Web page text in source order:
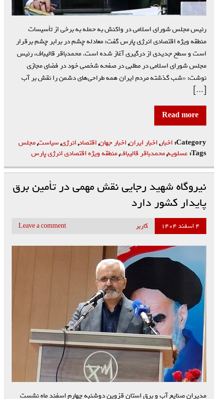
رئیس مجلس شورای اسلامی در واکنش به حمله به برخی از تأسیسات
منطقه ویژه اقتصادی انرژی پارس گفت: معادله چشم در برابر چشم برقرار
است و سطح جدیدی از درگیری آغاز شده است. محمدباقر قالیباف، رئیس
مجلس شورای اسلامی در مطلبی در صفحه شخصی خود در فضای مجازی
نوشت: «شب گذشته مردم ایران همه طراحی‌های دشمن را نقش بر آب
[…]
Read more
Category: اخبار,اخبار ایران,اخبار جهان,اقتصاد,انرژی,سیاست,مجلس
Tags: عسلویه,محمدباقر قالیباف,منطقه ویژه اقتصادی انرژی پارس
نیروگاه شهید رجایی نقش مهمی در تأمین برق
پایدار کشور دارد
۴ اسفند ۱۴۰۴ کاربر Leave a comment
مدیران صنایع آب و برق استان قزوین دوشنبه چهارم اسفند ماه نشست